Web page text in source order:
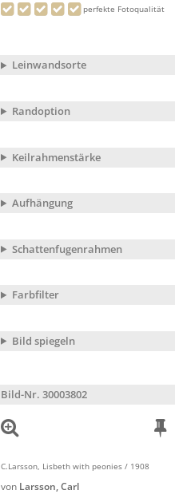
perfekte Fotoqualität
Leinwandsorte
Randoption
Keilrahmenstärke
Aufhängung
Schattenfugenrahmen
Farbfilter
Bild spiegeln
Bild-Nr. 30003802
C.Larsson, Lisbeth with peonies / 1908
von Larsson, Carl